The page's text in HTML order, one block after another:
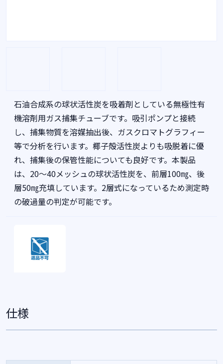
石油合成系の球状活性炭を吸着剤としている無極性有
機溶剤用ガス捕集チューブです。吸引ポンプと接続
し、捕集物質を溶媒抽出後、ガスクロマトグラフィー
等で分析を行います。椰子殻活性炭よりも吸脱着に優
れ、捕集後の保管性能についても良好です。本製品
は、20〜40メッシュの球状活性炭を、前層100㎎、後
層50㎎充填しています。2層式になっているため測定時
の破過量の判定が可能です。
仕様